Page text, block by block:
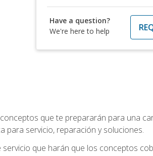
Have a question?
We're here to help
que te prepararán para una
para servicio, reparación y soluciones.
que harán que los conceptos